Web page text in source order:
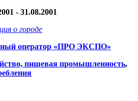
- 31.08.2001
о городе
оператор «ПРО ЭКСПО»
пищевая промышленность,